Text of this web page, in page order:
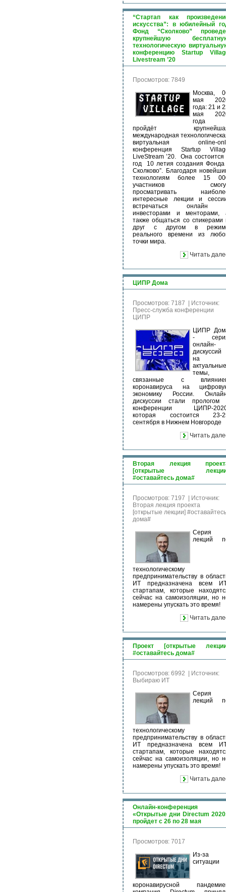
“Стартап как
искусства”: в юбилейный
Фонд “Сколково”
крупнейшую
технологическую
конференцию Startup
Livestream ’20
Просмотров: 7849
Москва,
мая
года: 21 и
мая
года
пройдёт
международная
виртуальная online-
конференция Startup
LiveStream ’20. Она состоится
год 10 летия создания Фонда
Сколково”. Благодаря
технологиям более 15
участников
просматривать
интересные лекции и
встречаться онлайн
инвесторами и менторами,
также общаться со спикерами
друг с другом в
реального времени из
точки мира.
Читать
ЦИПР Дома
Просмотров: 7187
Источник:
Пресс-служба конференции
ЦИПР
ЦИПР
-
онлайн-
дискуссий
на
актуальные
темы,
связанные с
коронавируса на
экономику России.
дискуссии стали прологом
конференции ЦИПР-
которая состоится 23-
сентября в Нижнем Новгороде
Читать
Вторая лекция
[открытые
#оставайтесь дома#
Просмотров: 7197
Источник:
Вторая лекция проекта
[открытые лекции] #оставайтесь
дома#
Серия
лекций
технологическому
предпринимательству в
ИТ предназначена всем
стартапам, которые
сейчас на самоизоляции, но
намерены упускать это время!
Читать
Проект [открытые
#оставайтесь дома#
Просмотров: 6992
Источник:
Выбираю ИТ
Серия
лекций
технологическому
предпринимательству в
ИТ предназначена всем
стартапам, которые
сейчас на самоизоляции, но
намерены упускать это время!
Читать
Онлайн-конференция
«Открытые дни Directum
пройдет с 26 по 28 мая
Просмотров: 7017
Из-за
ситуации
коронавирусной